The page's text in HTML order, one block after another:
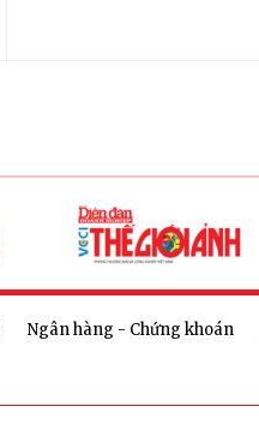
Ngân hàng - Chứng khoán